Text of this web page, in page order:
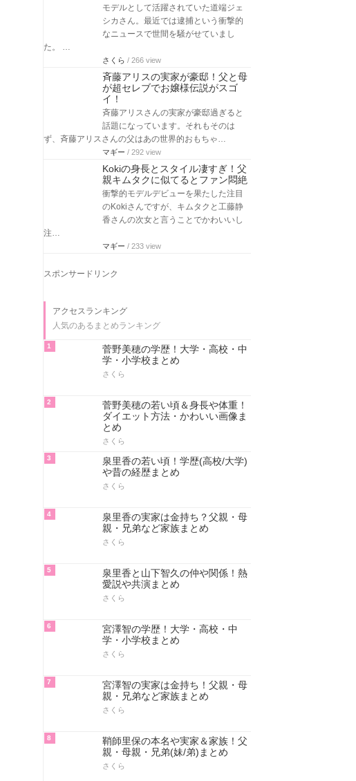
モデルとして活躍されていた道端ジェ
シカさん。最近では逮捕という衝撃的
なニュースで世間を騒がせていまし
た。 …
さくら / 266 view
斉藤アリスの実家が豪邸！父と母
が超セレブでお嬢様伝説がスゴ
イ！
斉藤アリスさんの実家が豪邸過ぎると
話題になっています。それもそのは
ず、斉藤アリスさんの父はあの世界的おもちゃ…
マギー / 292 view
Kokiの身長とスタイル凄すぎ！父
親キムタクに似てるとファン悶絶
衝撃的モデルデビューを果たした注目
のKokiさんですが、キムタクと工藤静
香さんの次女と言うことでかわいいし
注…
マギー / 233 view
スポンサードリンク
アクセスランキング
人気のあるまとめランキング
1
菅野美穂の学歴！大学・高校・中
学・小学校まとめ
さくら
2
菅野美穂の若い頃＆身長や体重！
ダイエット方法・かわいい画像ま
とめ
さくら
3
泉里香の若い頃！学歴(高校/大学)
や昔の経歴まとめ
さくら
4
泉里香の実家は金持ち？父親・母
親・兄弟など家族まとめ
さくら
5
泉里香と山下智久の仲や関係！熱
愛説や共演まとめ
さくら
6
宮澤智の学歴！大学・高校・中
学・小学校まとめ
さくら
7
宮澤智の実家は金持ち！父親・母
親・兄弟など家族まとめ
さくら
8
鞘師里保の本名や実家＆家族！父
親・母親・兄弟(妹/弟)まとめ
さくら